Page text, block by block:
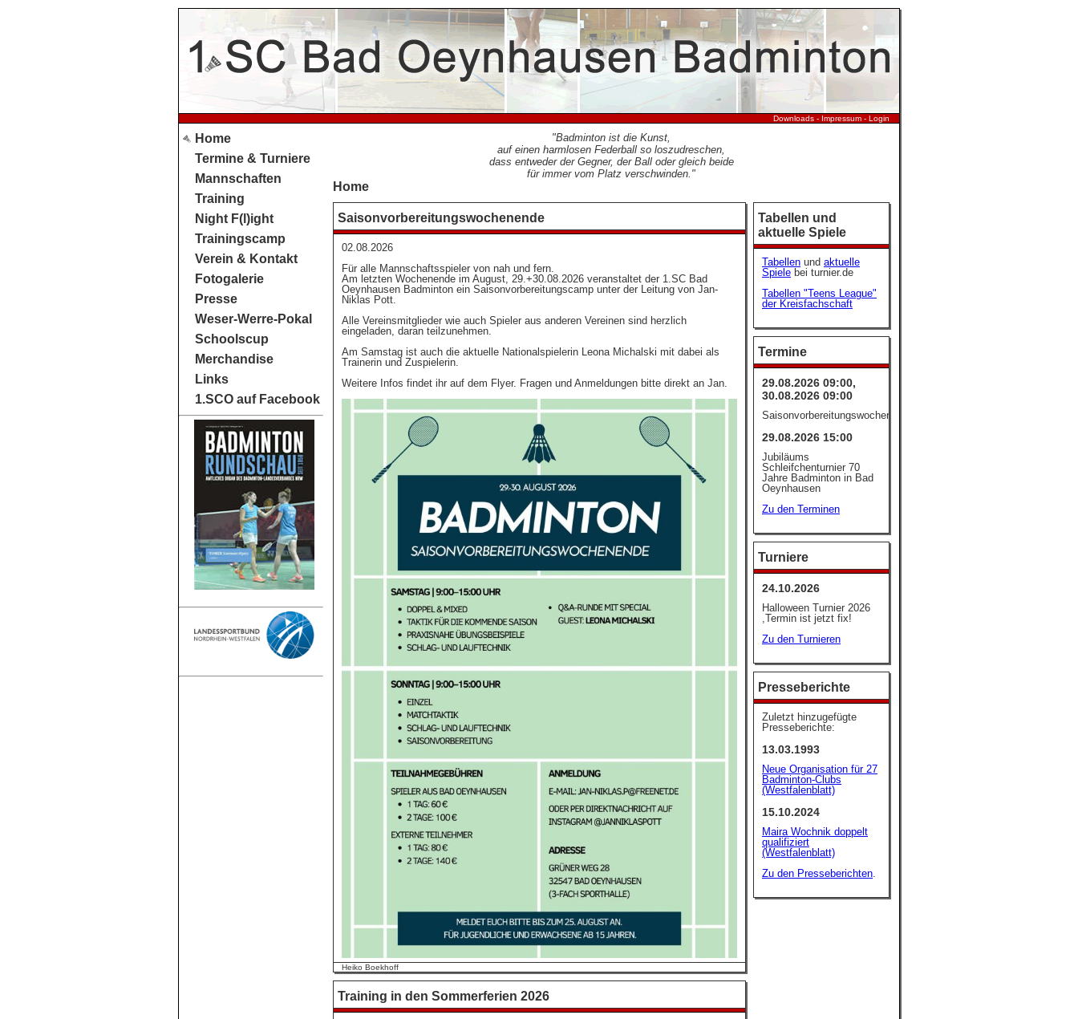
Downloads - Impressum - Login
Home
Termine & Turniere
Mannschaften
Training
Night F(l)ight
Trainingscamp
Verein & Kontakt
Fotogalerie
Presse
Weser-Werre-Pokal
Schoolscup
Merchandise
Links
1.SCO auf Facebook
Badminton ist die Kunst,
auf einen harmlosen Federball so loszudreschen,
dass entweder der Gegner, der Ball oder gleich beide
für immer vom Platz verschwinden.
Home
Saisonvorbereitungswochenende
02.08.2026
Für alle Mannschaftsspieler von nah und fern.
Am letzten Wochenende im August, 29.+30.08.2026 veranstaltet der 1.SC Bad
Oeynhausen Badminton ein Saisonvorbereitungscamp unter der Leitung von Jan-
Niklas Pott.
Alle Vereinsmitglieder wie auch Spieler aus anderen Vereinen sind herzlich
eingeladen, daran teilzunehmen.
Am Samstag ist auch die aktuelle Nationalspielerin Leona Michalski mit dabei als
Trainerin und Zuspielerin.
Weitere Infos findet ihr auf dem Flyer. Fragen und Anmeldungen bitte direkt an Jan.
Heiko Boekhoff
Training in den Sommerferien 2026
Tabellen und
aktuelle Spiele
Tabellen und aktuelle
Spiele bei turnier.de
Tabellen "Teens League"
der Kreisfachschaft
Termine
29.08.2026 09:00,
30.08.2026 09:00
Saisonvorbereitungswochenende
29.08.2026 15:00
Jubiläums
Schleifchenturnier 70
Jahre Badminton in Bad
Oeynhausen
Zu den Terminen
Turniere
24.10.2026
Halloween Turnier 2026
,Termin ist jetzt fix!
Zu den Turnieren
Presseberichte
Zuletzt hinzugefügte
Presseberichte:
13.03.1993
Neue Organisation für 27
Badminton-Clubs
(Westfalenblatt)
15.10.2024
Maira Wochnik doppelt
qualifiziert
(Westfalenblatt)
Zu den Presseberichten.